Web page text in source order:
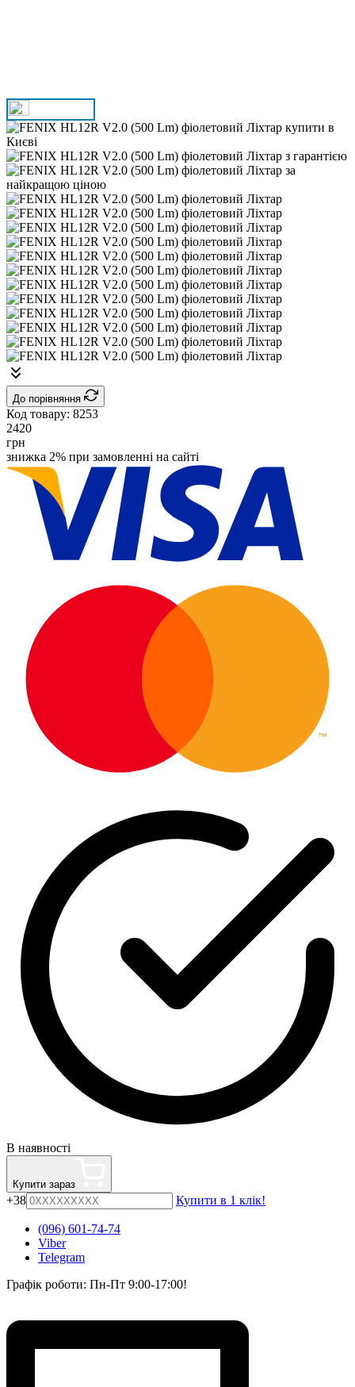
До порівняння
Код товару: 8253
2420
грн
знижка 2% при замовленні на сайті
В наявності
Купити зараз
+38 Купити в 1 клік!
(096) 601-74-74
Viber
Telegram
Графік роботи: Пн-Пт 9:00-17:00!